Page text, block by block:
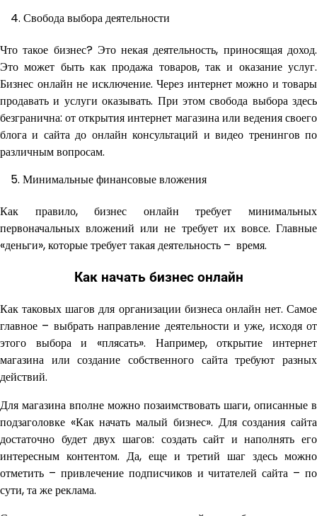
Свобода выбора деятельности
Что такое бизнес? Это некая деятельность, приносящая доход.
Это может быть как продажа товаров, так и оказание услуг.
Бизнес онлайн не исключение. Через интернет можно и товары
продавать и услуги оказывать. При этом свобода выбора здесь
безгранична: от открытия интернет магазина или ведения своего
блога и сайта до онлайн консультаций и видео тренингов по
различным вопросам.
Минимальные финансовые вложения
Как правило, бизнес онлайн требует минимальных
первоначальных вложений или не требует их вовсе. Главные
«деньги», которые требует такая деятельность – время.
Как начать бизнес онлайн
Как таковых шагов для организации бизнеса онлайн нет. Самое
главное – выбрать направление деятельности и уже, исходя от
этого выбора и «плясать». Например, открытие интернет
магазина или создание собственного сайта требуют разных
действий.
Для магазина вполне можно позаимствовать шаги, описанные в
подзаголовке «Как начать малый бизнес». Для создания сайта
достаточно будет двух шагов: создать сайт и наполнять его
интересным контентом. Да, еще и третий шаг здесь можно
отметить – привлечение подписчиков и читателей сайта – по
сути, та же реклама.